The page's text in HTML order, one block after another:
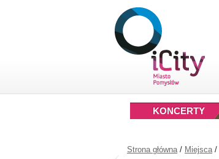
KONCERTY
Strona główna/ Miejsca/